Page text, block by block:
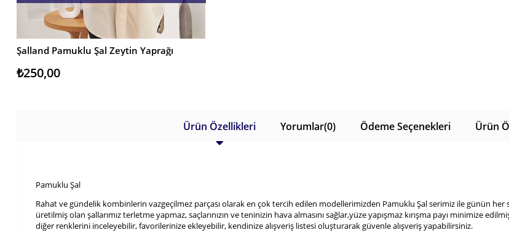
SEPETE EKLE
Şalland Pamuklu Şal Zeytin Yaprağı
₺250,00
Ürün Özellikleri Yorumlar(0) Ödeme Seçenekleri Ürün
Pamuklu Şal
Rahat ve gündelik kombinlerin vazgeçilmez parçası olarak en çok tercih edilen modellerimizden Pamuklu Şal serimiz ile günün her
üretilmiş olan şallarımız terletme yapmaz, saçlarınızın ve teninizin hava almasını sağlar,yüze yapışmaz kırışma payı minimize
diğer renklerini inceleyebilir, favorilerinize ekleyebilir, kendinize alışveriş listesi oluşturarak güvenle alışveriş yapabilirsiniz.